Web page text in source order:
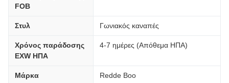
FOB
Στυλ Γωνιακός καναπές
Χρόνος παράδοσης
EXW ΗΠΑ
4-7 ημέρες (Απόθεμα ΗΠΑ)
Μάρκα Redde Boo